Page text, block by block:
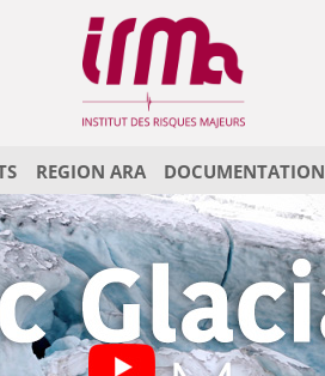
REGION ARA DOCUMENTATION